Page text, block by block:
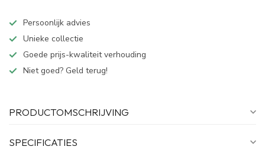
Persoonlijk advies
Unieke collectie
Goede prijs-kwaliteit verhouding
Niet goed? Geld terug!
PRODUCTOMSCHRIJVING
SPECIFICATIES